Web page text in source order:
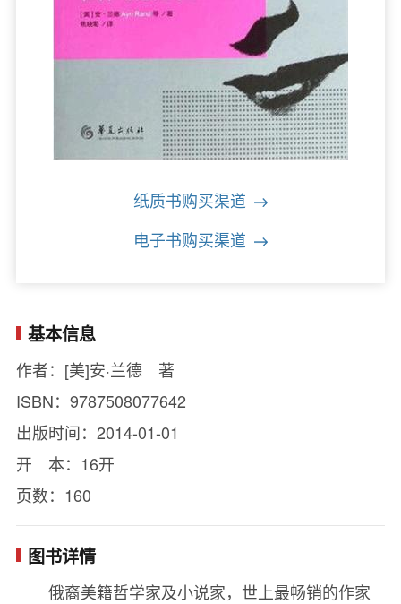
纸质书购买渠道
电子书购买渠道
基本信息
作者：[美]安·兰德 著
ISBN：9787508077642
出版时间：2014-01-01
开 本：16开
页数：160
图书详情
俄裔美籍哲学家及小说家，世上最畅销的作家